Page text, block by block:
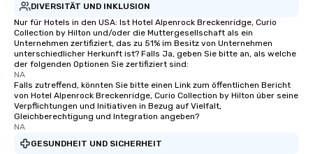
DIVERSITÄT UND INKLUSION
Nur für Hotels in den USA: Ist Hotel Alpenrock Breckenridge, Curio
Collection by Hilton und/oder die Muttergesellschaft als ein
Unternehmen zertifiziert, das zu 51% im Besitz von Unternehmen
unterschiedlicher Herkunft ist? Falls Ja, geben Sie bitte an, als welche
der folgenden Optionen Sie zertifiziert sind:
NA
Falls zutreffend, könnten Sie bitte einen Link zum öffentlichen Bericht
von Hotel Alpenrock Breckenridge, Curio Collection by Hilton über seine
Verpflichtungen und Initiativen in Bezug auf Vielfalt,
Gleichberechtigung und Integration angeben?
NA
GESUNDHEIT UND SICHERHEIT